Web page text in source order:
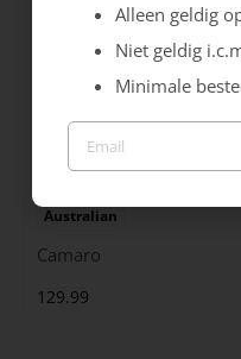
Australian
Camaro
129.99
Alleen geldig
Niet geldig
Minimale